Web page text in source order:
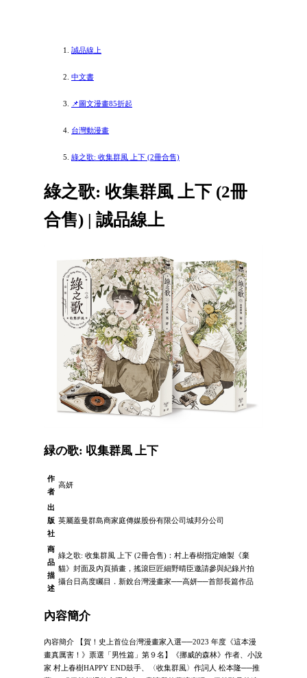
誠品線上
中文書
📌圖文漫畫85折起
台灣動漫畫
綠之歌: 收集群風 上下 (2冊合售)
綠之歌: 收集群風 上下 (2冊
合售) | 誠品線上
緑の歌: 収集群風 上下
作
者
高妍
出
版
社
英屬蓋曼群島商家庭傳媒股份有限公司城邦分公司
商
品
描
述
綠之歌: 收集群風 上下 (2冊合售)：村上春樹指定繪製《棄
貓》封面及內頁插畫，搖滾巨匠細野晴臣邀請參與紀錄片拍
攝台日高度矚目．新銳台灣漫畫家──高妍──首部長篇作品
內容簡介
內容簡介 【賀！史上首位台灣漫畫家入選──2023 年度《這本漫
畫真厲害！》票選「男性篇」第９名】《挪威的森林》作者、小說
家 村上春樹HAPPY END鼓手、〈收集群風〉作詞人 松本隆──推